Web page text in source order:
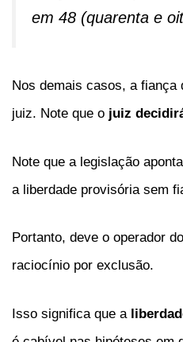
em 48 (quarenta e
Nos demais casos, a fiança
juiz. Note que o juiz
Note que a legislação
a liberdade provisória sem
Portanto, deve o operador
raciocínio por exclusão.
Isso significa que a